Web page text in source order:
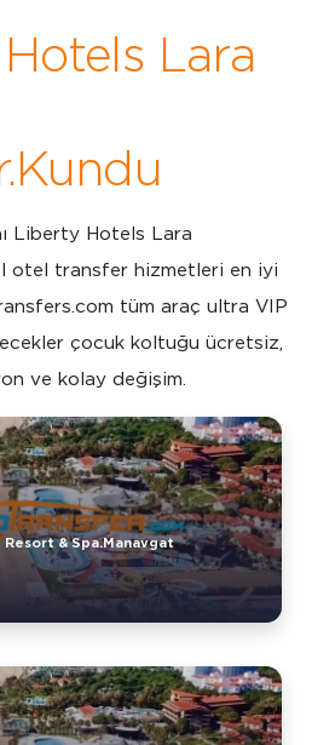
Lara
Liberty Hotels Lara
otel transfer hizmetleri en iyi
tüm araç ultra VIP
çocuk koltuğu ücretsiz,
ve kolay değişim.
Resort & Spa.Manavgat